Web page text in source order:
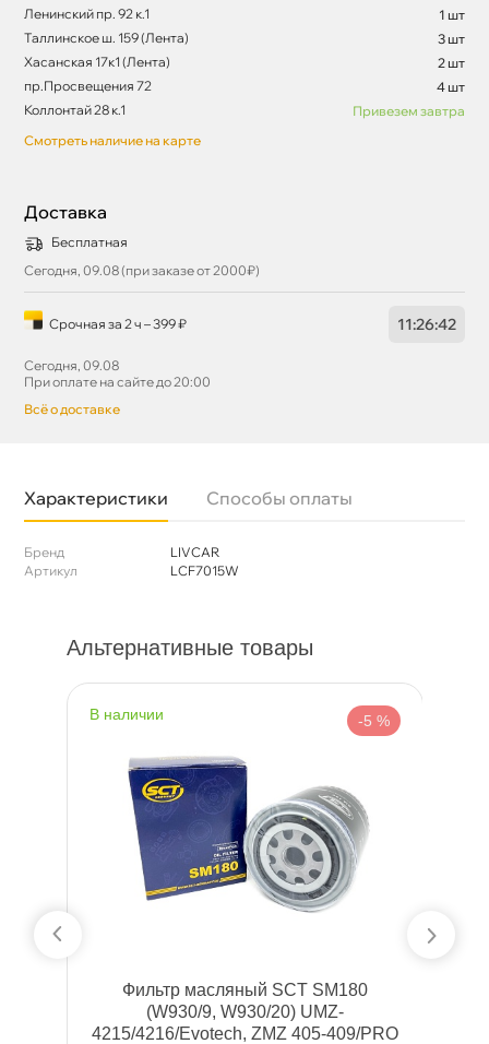
Ленинский пр. 92 к.1
1 шт
Таллинское ш. 159 (Лента)
3 шт
Хасанская 17к1 (Лента)
2 шт
пр.Просвещения 72
4 шт
Коллонтай 28 к.1
Привезем завтра
Смотреть наличие на карте
Доставка
Бесплатная
Сегодня, 09.08 (при заказе от 2000₽)
Срочная за 2 ч – 399 ₽ 11:26:42
Сегодня, 09.08
При оплате на сайте до 20:00
сё о доставке
Характеристики Способы оплаты
Бренд
LIVCAR
Артикул
LCF7015W
Альтернативные товары
наличии -5 %
Фильтр масляный SCT SM180
(W930/9, W930/20) UMZ-
4215/4216/Evotech, ZMZ 405-409/PRO